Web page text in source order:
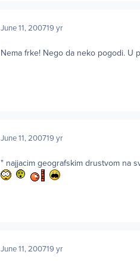
June 11, 200719 yr
Nema frke! Nego da neko pogodi. U
June 11, 200719 yr
" najjacim geografskim drustvom na
June 11, 200719 yr